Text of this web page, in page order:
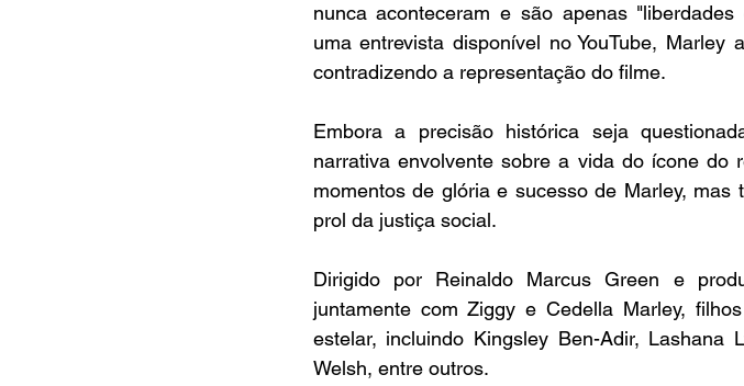
nunca aconteceram e são apenas
uma entrevista disponível no YouTube,
contradizendo a representação do filme.
Embora a precisão histórica seja
narrativa envolvente sobre a vida do ícone do
momentos de glória e sucesso de Marley,
prol da justiça social.
Dirigido por Reinaldo Marcus Green e
juntamente com Ziggy e Cedella Marley,
estelar, incluindo Kingsley Ben-Adir, Lashana
Welsh, entre outros.